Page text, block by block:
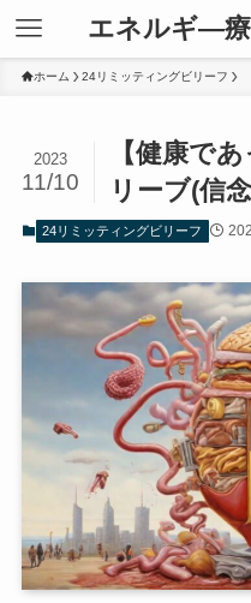
エネルギ―
ホーム 24リミッティングビリーフ
【健康で
リーブ(信
2023
11/10
24リミッティングビリーフ